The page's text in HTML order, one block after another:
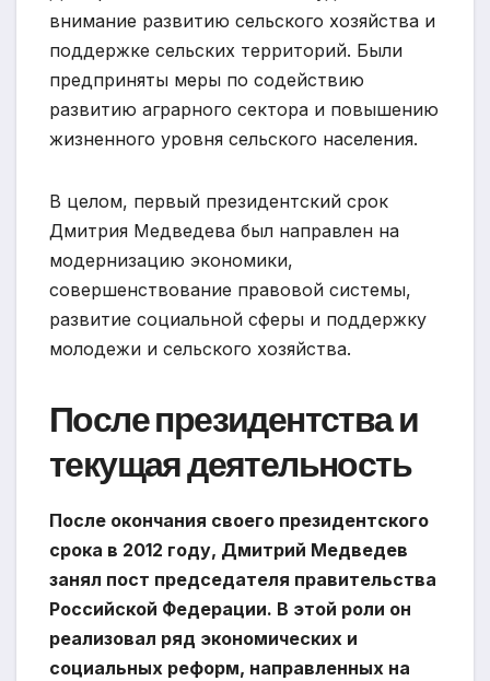
внимание развитию сельского хозяйства и
поддержке сельских территорий. Были
предприняты меры по содействию
развитию аграрного сектора и повышению
жизненного уровня сельского населения.
В целом, первый президентский срок
Дмитрия Медведева был направлен на
модернизацию экономики,
совершенствование правовой системы,
развитие социальной сферы и поддержку
молодежи и сельского хозяйства.
После президентства и
текущая деятельность
После окончания своего президентского
срока в 2012 году, Дмитрий Медведев
занял пост председателя правительства
Российской Федерации. В этой роли он
реализовал ряд экономических и
социальных реформ, направленных на